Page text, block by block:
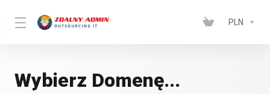
PLN
Wybierz Domenę...